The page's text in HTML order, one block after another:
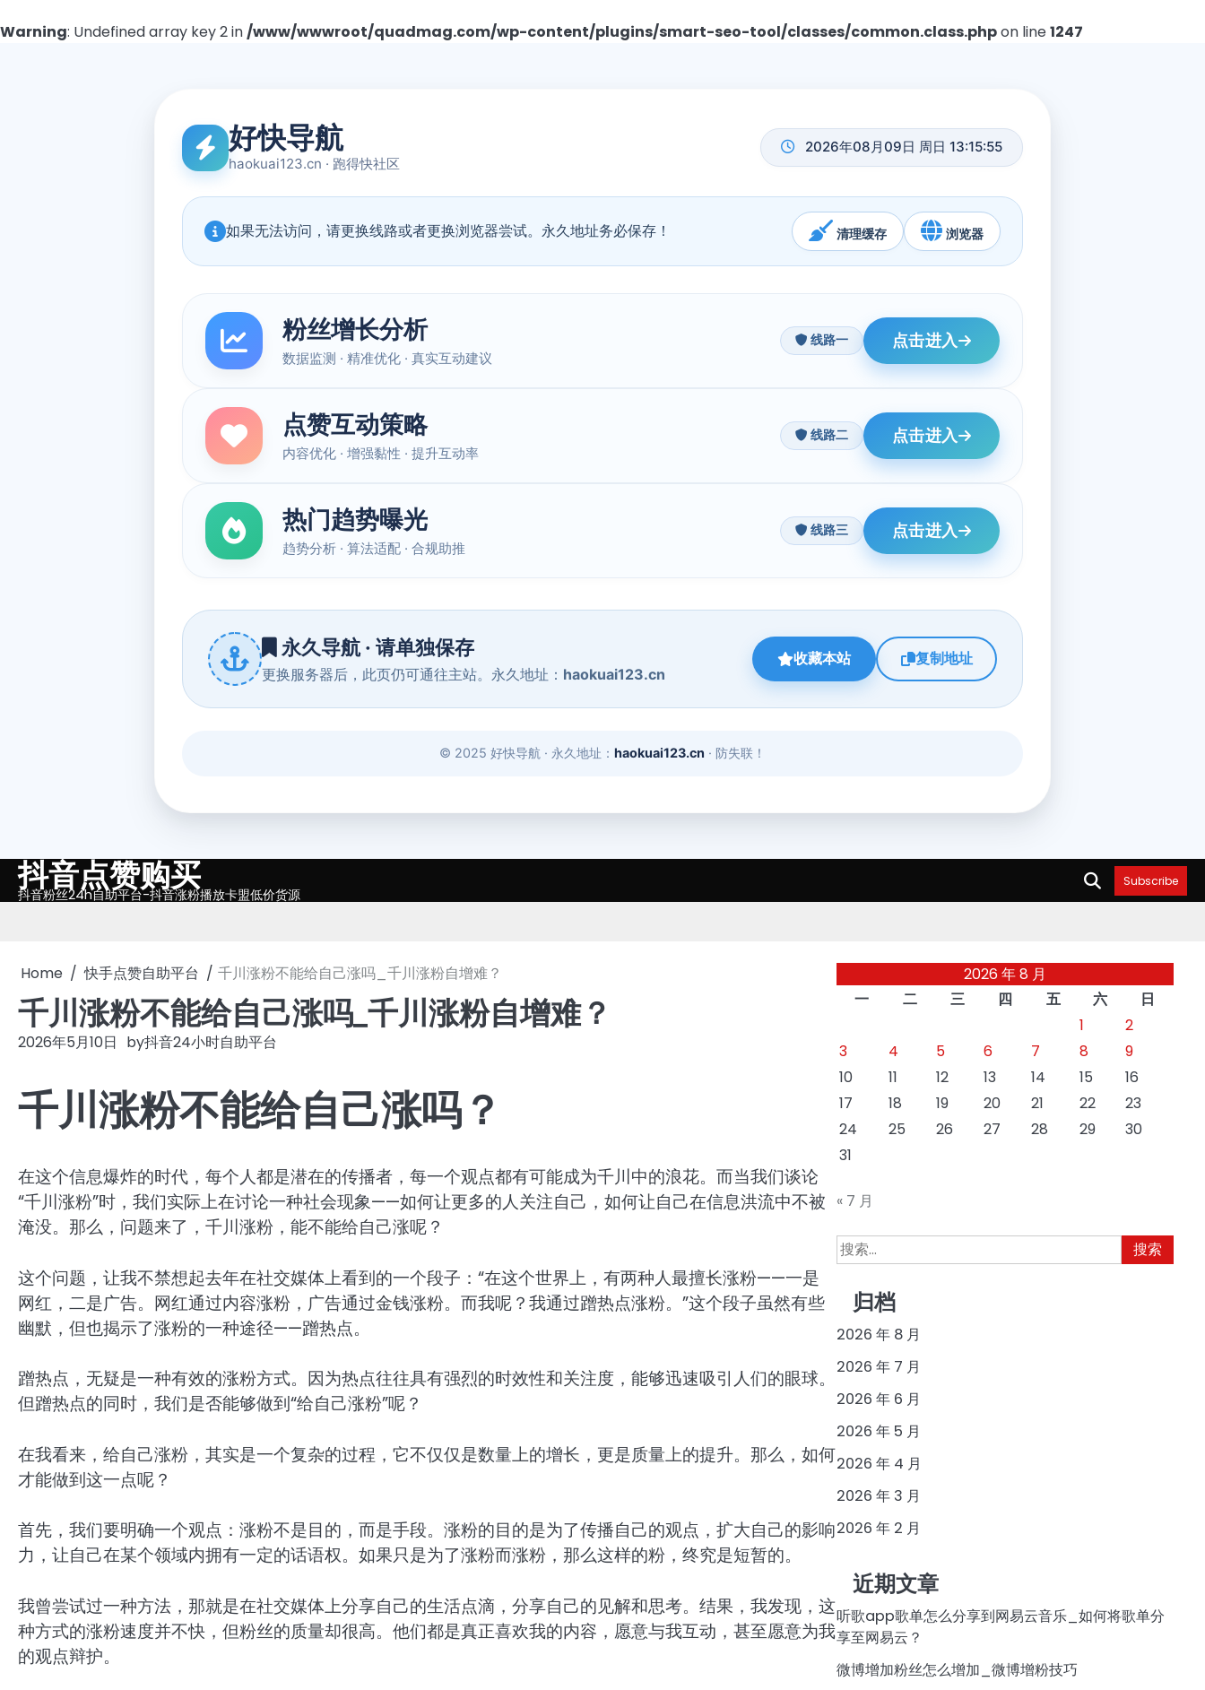
Warning: Undefined array key 2 in/www/wwwroot/quadmag.com/wp-content/plugins/smart-seo-tool/classes/common.class.phpon line1247
Skip抖音点赞购买
抖音粉丝24h自助平台-抖音涨粉播放卡盟低价货源
Subscribe
Home 快手点赞自助平台 千川涨粉不能给自己涨吗_千川涨粉自增难？
千川涨粉不能给自己涨吗_千川涨粉自增难？
2026年5月10日 by抖音24小时自助平台
千川涨粉不能给自己涨吗？
在这个信息爆炸的时代，每个人都是潜在的传播者，每一个观点都有可能成为千川中的浪花。而当我们谈论
“千川涨粉”时，我们实际上在讨论一种社会现象——如何让更多的人关注自己，如何让自己在信息洪流中不被
淹没。那么，问题来了，千川涨粉，能不能给自己涨呢？
这个问题，让我不禁想起去年在社交媒体上看到的一个段子：“在这个世界上，有两种人最擅长涨粉——一是
网红，二是广告。网红通过内容涨粉，广告通过金钱涨粉。而我呢？我通过蹭热点涨粉。”这个段子虽然有些
幽默，但也揭示了涨粉的一种途径——蹭热点。
蹭热点，无疑是一种有效的涨粉方式。因为热点往往具有强烈的时效性和关注度，能够迅速吸引人们的眼球。
但蹭热点的同时，我们是否能够做到“给自己涨粉”呢？
在我看来，给自己涨粉，其实是一个复杂的过程，它不仅仅是数量上的增长，更是质量上的提升。那么，如何
才能做到这一点呢？
首先，我们要明确一个观点：涨粉不是目的，而是手段。涨粉的目的是为了传播自己的观点，扩大自己的影响
力，让自己在某个领域内拥有一定的话语权。如果只是为了涨粉而涨粉，那么这样的粉，终究是短暂的。
我曾尝试过一种方法，那就是在社交媒体上分享自己的生活点滴，分享自己的见解和思考。结果，我发现，这
种方式的涨粉速度并不快，但粉丝的质量却很高。他们都是真正喜欢我的内容，愿意与我互动，甚至愿意为我
的观点辩护。
2026 年 8 月
一
二 三 四 五 六
日
1
2
3
4 5 6 7 8
9
10
11 12 13 14 15
16
17
18 19 20 21 22
23
24
25 26 27 28 29
30
31
« 7 月
搜
索：
归档
2026 年 8 月
2026 年 7 月
2026 年 6 月
2026 年 5 月
2026 年 4 月
2026 年 3 月
2026 年 2 月
近期文章
听歌app歌单怎么分享到网易云音乐_如何将歌单分
享至网易云？
微博增加粉丝怎么增加_微博增粉技巧